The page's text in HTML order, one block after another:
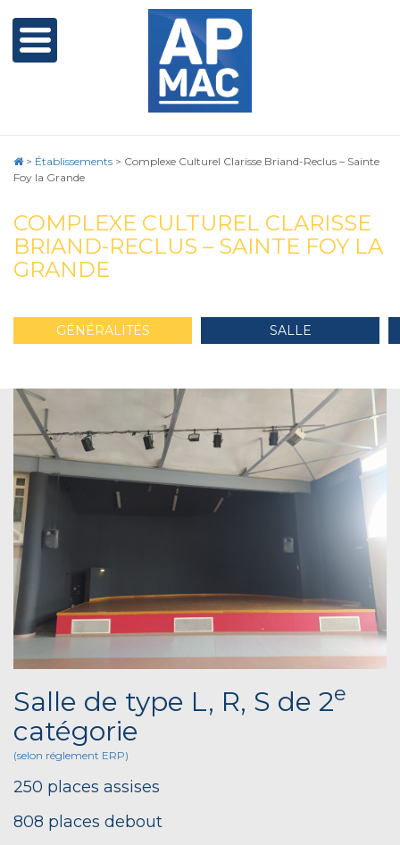
> Établissements > Complexe Culturel Clarisse Briand-Reclus – Sainte
Foy la Grande
COMPLEXE CULTUREL CLARISSE
BRIAND-RECLUS – SAINTE FOY LA
GRANDE
GÉNÉRALITÉS SALLE
Salle de type L, R, S de 2e
catégorie
(selon réglement ERP)
250 places assises
808 places debout